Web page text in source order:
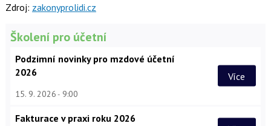
Zdroj: zakonyprolidi.cz
Školení pro účetní
Podzimní novinky pro mzdové účetní
2026
15. 9. 2026 9:00
Více
Fakturace v praxi roku 2026